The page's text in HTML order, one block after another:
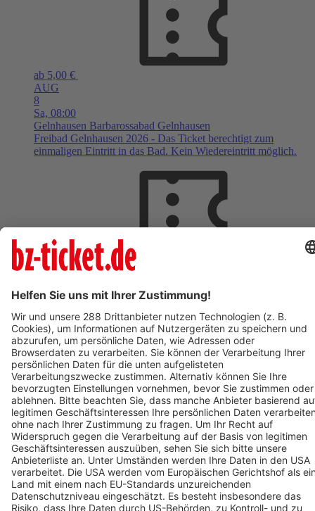
ab 5,00 €
AUG
8
Sa, 08:00
Gelnhausen Barbarossabad Gelnhausen
Freibad Gelnhausen 2026 - Das Ticket berechtigt zum
einmaligen Eintritt in das Bad. Kein Wiedereintritt möglich.
ab 5,00 €
AUG
8
08:00
Langen Freizeit- und Familienbad Langen
Freizeit- und Familienbad 2026 - Das Ticket berechtigt zum
einmaligen Eintritt in das Bad. Kein Wiedereintritt möglich.